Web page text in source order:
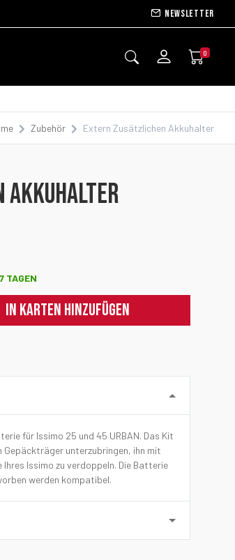
Newsletter
0
Zubehör Extern Zusätzlichen Akkuhalter
AKKUHALTER
TAGEN
IN KARTEN HINZUFÜGEN
für Issimo 25 und 45 URBAN. Das Kit
Gepäckträger unterzubringen, ihn mit
Issimo zu verdoppeln. Die Batterie
werden kompatibel.